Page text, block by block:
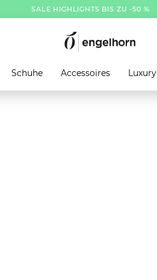
SALE HIGHLIGHTS BIS ZU -50 %
Schuhe Accessoires Luxury